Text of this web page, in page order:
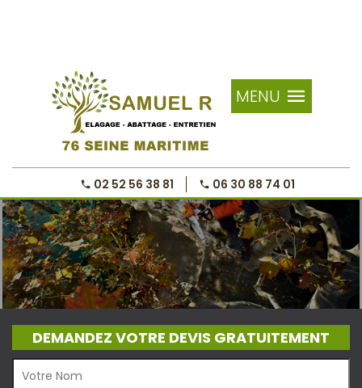
MENU
02 52 56 38 81 06 30 88 74 01
DEMANDEZ VOTRE DEVIS GRATUITEMENT